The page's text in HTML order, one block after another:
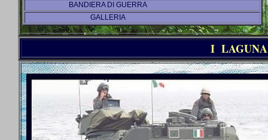
BANDIERA DI GUERRA
GALLERIA
I